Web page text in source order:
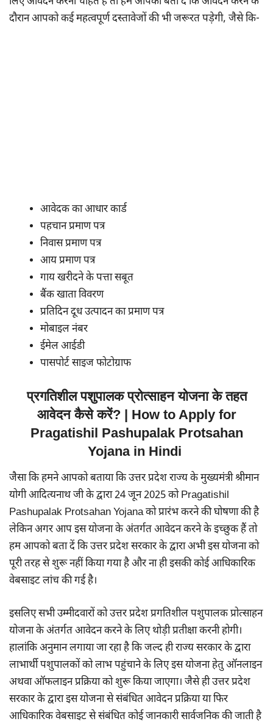
दौरान आपको कई महत्वपूर्ण दस्तावेजों की भी जरूरत पड़ेगी, जैसे कि-
आवेदक का आधार कार्ड
पहचान प्रमाण पत्र
निवास प्रमाण पत्र
आय प्रमाण पत्र
गाय खरीदने के पत्ता सबूत
बैंक खाता विवरण
प्रतिदिन दूध उत्पादन का प्रमाण पत्र
मोबाइल नंबर
ईमेल आईडी
पासपोर्ट साइज फोटोग्राफ
प्रगतिशील पशुपालक प्रोत्साहन योजना के तहत
आवेदन कैसे करें? | How to Apply for
Pragatishil Pashupalak Protsahan
Yojana in Hindi
जैसा कि हमने आपको बताया कि उत्तर प्रदेश राज्य के मुख्यमंत्री श्रीमान
योगी आदित्यनाथ जी के द्वारा 24 जून 2025 को Pragatishil
Pashupalak Protsahan Yojana को प्रारंभ करने की घोषणा की है
लेकिन अगर आप इस योजना के अंतर्गत आवेदन करने के इच्छुक हैं तो
हम आपको बता दें कि उत्तर प्रदेश सरकार के द्वारा अभी इस योजना को
पूरी तरह से शुरू नहीं किया गया है और ना ही इसकी कोई आधिकारिक
वेबसाइट लांच की गई है।
इसलिए सभी उम्मीदवारों को उत्तर प्रदेश प्रगतिशील पशुपालक प्रोत्साहन
योजना के अंतर्गत आवेदन करने के लिए थोड़ी प्रतीक्षा करनी होगी।
हालांकि अनुमान लगाया जा रहा है कि जल्द ही राज्य सरकार के द्वारा
लाभार्थी पशुपालकों को लाभ पहुंचाने के लिए इस योजना हेतु ऑनलाइन
अथवा ऑफलाइन प्रक्रिया को शुरू किया जाएगा। जैसे ही उत्तर प्रदेश
सरकार के द्वारा इस योजना से संबंधित आवेदन प्रक्रिया या फिर
आधिकारिक वेबसाइट से संबंधित कोई जानकारी सार्वजनिक की जाती है